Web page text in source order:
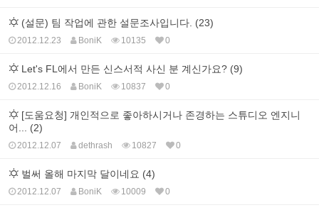
(설문) 팀 작업에 관한 설문조사입니다. (23)
2012.12.23 BoniK 10135 0
Let's FL에서 만든 신스서적 사신 분 계신가요? (9)
2012.12.16 BoniK 10837 0
[도움요청] 개인적으로 좋아하시거나 존경하는 스튜디오 엔지니
어... (2)
2012.12.07 dethrash 10827 0
벌써 올해 마지막 달이네요 (4)
2012.12.07 BoniK 10009 0